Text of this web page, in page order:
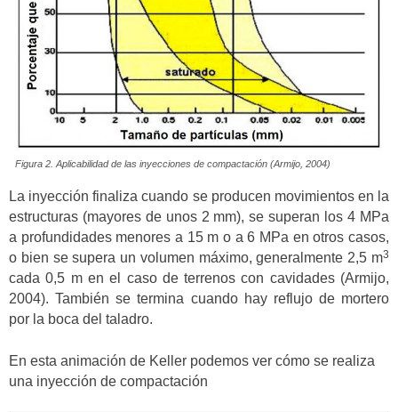
Figura 2. Aplicabilidad de las inyecciones de compactación (Armijo, 2004)
La inyección finaliza cuando se producen movimientos en la
estructuras (mayores de unos 2 mm), se superan los 4 MPa
a profundidades menores a 15 m o a 6 MPa en otros casos,
o bien se supera un volumen máximo, generalmente 2,5 m3
cada 0,5 m en el caso de terrenos con cavidades (Armijo,
2004). También se termina cuando hay reflujo de mortero
por la boca del taladro.
En esta animación de Keller podemos ver cómo se realiza
una inyección de compactación